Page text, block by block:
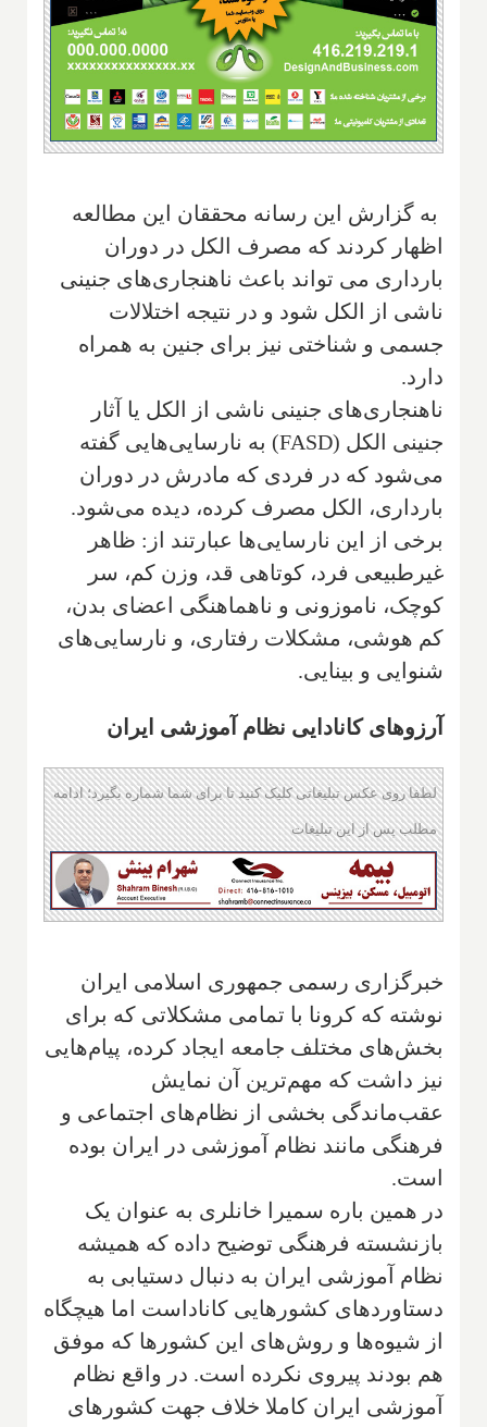
به گزارش این رسانه محققان این مطالعه
اظهار کردند که مصرف الکل در دوران
بارداری می تواند باعث ناهنجاری‌های جنینی
ناشی از الکل شود و در نتیجه اختلالات
جسمی و شناختی نیز برای جنین به همراه
دارد.
ناهنجاری‌های جنینی ناشی از الکل یا آثار
جنینی الکل (FASD) به نارسایی‌هایی گفته
می‌شود که در فردی که مادرش در دوران
بارداری، الکل مصرف کرده، دیده می‌شود.
برخی از این نارسایی‌ها عبارتند از: ظاهر
غیرطبیعی فرد، کوتاهی قد، وزن کم، سر
کوچک، ناموزونی و ناهماهنگی اعضای بدن،
کم هوشی، مشکلات رفتاری، و نارسایی‌های
شنوایی و بینایی.
آرزوهای کانادایی نظام آموزشی ایران
لطفا روی عکس تبلیغاتی کلیک کنید تا برای شما شماره بگیرد؛ ادامه
مطلب پس از این تبلیغات
خبرگزاری رسمی جمهوری اسلامی ایران
نوشته که کرونا با تمامی مشکلاتی که برای
بخش‌های مختلف جامعه ایجاد کرده، پیام‌هایی
نیز داشت که مهم‌ترین آن نمایش
عقب‌ماندگی بخشی از نظام‌های اجتماعی و
فرهنگی مانند نظام آموزشی در ایران بوده
است.
در همین باره سمیرا خانلری به عنوان یک
بازنشسته فرهنگی توضیح داده که همیشه
نظام آموزشی ایران به دنبال دستیابی به
دستاوردهای کشورهایی کاناداست اما هیچگاه
از شیوه‌ها و روش‌های این کشورها که موفق
هم بودند پیروی نکرده است. در واقع نظام
آموزشی ایران کاملا خلاف جهت کشورهای